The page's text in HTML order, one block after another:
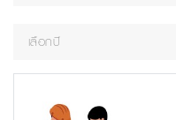
เลือกปี